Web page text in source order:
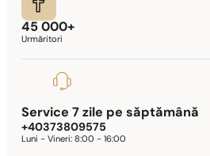
45 000+
Urmăritori
Service 7 zile pe săptămână
+40373809575
Luni - Vineri:8:00 - 16:00